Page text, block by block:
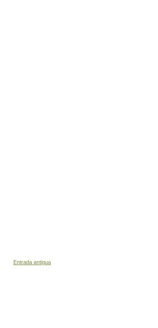
Entrada antigua